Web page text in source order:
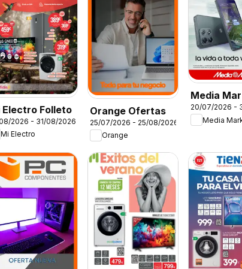
Electro Folleto
2026 - 31/08/2026
Mi Electro
Orange Ofertas
25/07/2026 - 25/08/2026
Orange
Media
Folleto
20/07/2026 -
Media